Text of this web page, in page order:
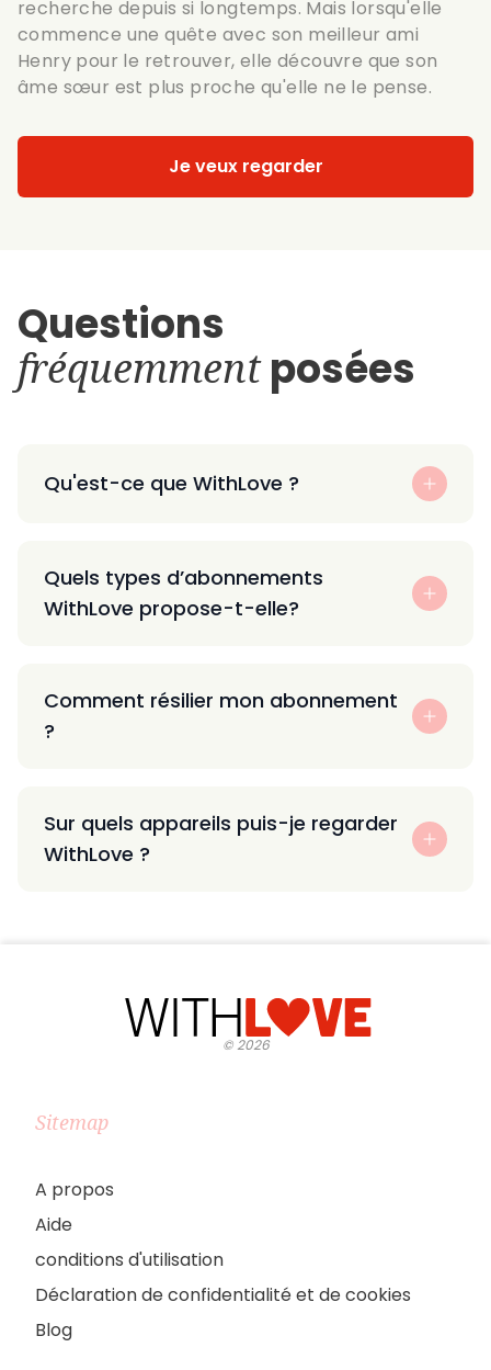
recherche depuis si longtemps. Mais lorsqu'elle
commence une quête avec son meilleur ami
Henry pour le retrouver, elle découvre que son
âme sœur est plus proche qu'elle ne le pense.
Je veux regarder
Questions
fréquemmentposées
Qu'est-ce que WithLove ?
Quels types d’abonnements
WithLove propose-t-elle?
Comment résilier mon abonnement
?
Sur quels appareils puis-je regarder
WithLove ?
©2026
Sitemap
A propos
Aide
conditions d'utilisation
Déclaration de confidentialité et de cookies
Blog